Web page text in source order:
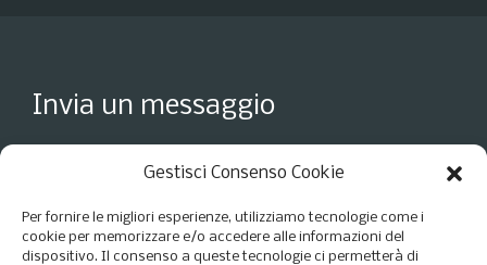
Gestisci Consenso Cookie
Per fornire le migliori esperienze, utilizziamo tecnologie come i
cookie per memorizzare e/o accedere alle informazioni del
dispositivo. Il consenso a queste tecnologie ci permetterà di
Invia un messaggio